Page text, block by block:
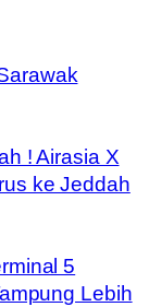
! Airasia X
ke Jeddah
5
Lebih